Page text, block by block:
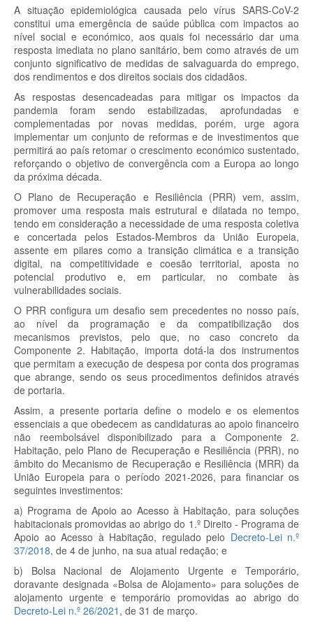
A situação epidemiológica causada pelo vírus SARS-CoV-2
constitui uma emergência de saúde pública com impactos ao
nível social e económico, aos quais foi necessário dar uma
resposta imediata no plano sanitário, bem como através de um
conjunto significativo de medidas de salvaguarda do emprego,
dos rendimentos e dos direitos sociais dos cidadãos.
As respostas desencadeadas para mitigar os impactos da
pandemia foram sendo estabilizadas, aprofundadas e
complementadas por novas medidas, porém, urge agora
implementar um conjunto de reformas e de investimentos que
permitirá ao país retomar o crescimento económico sustentado,
reforçando o objetivo de convergência com a Europa ao longo
da próxima década.
O Plano de Recuperação e Resiliência (PRR) vem, assim,
promover uma resposta mais estrutural e dilatada no tempo,
tendo em consideração a necessidade de uma resposta coletiva
e concertada pelos Estados-Membros da União Europeia,
assente em pilares como a transição climática e a transição
digital, na competitividade e coesão territorial, aposta no
potencial produtivo e, em particular, no combate às
vulnerabilidades sociais.
O PRR configura um desafio sem precedentes no nosso país,
ao nível da programação e da compatibilização dos
mecanismos previstos, pelo que, no caso concreto da
Componente 2. Habitação, importa dotá-la dos instrumentos
que permitam a execução de despesa por conta dos programas
que abrange, sendo os seus procedimentos definidos através
de portaria.
Assim, a presente portaria define o modelo e os elementos
essenciais a que obedecem as candidaturas ao apoio financeiro
não reembolsável disponibilizado para a Componente 2.
Habitação, pelo Plano de Recuperação e Resiliência (PRR), no
âmbito do Mecanismo de Recuperação e Resiliência (MRR) da
União Europeia para o período 2021-2026, para financiar os
seguintes investimentos:
a) Programa de Apoio ao Acesso à Habitação, para soluções
habitacionais promovidas ao abrigo do 1.º Direito - Programa de
Apoio ao Acesso à Habitação, regulado pelo Decreto-Lei n.º
37/2018, de 4 de junho, na sua atual redação; e
b) Bolsa Nacional de Alojamento Urgente e Temporário,
doravante designada «Bolsa de Alojamento» para soluções de
alojamento urgente e temporário promovidas ao abrigo do
Decreto-Lei n.º 26/2021 , de 31 de março.